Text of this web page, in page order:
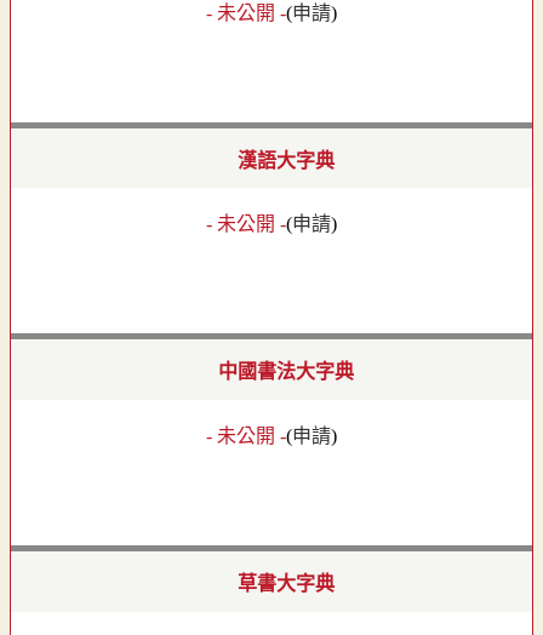
- 未公開 -(申請)
漢語大字典
- 未公開 -(申請)
中國書法大字典
- 未公開 -(申請)
草書大字典